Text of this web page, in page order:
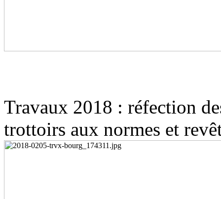
Travaux 2018 : réfection
trottoirs aux normes et